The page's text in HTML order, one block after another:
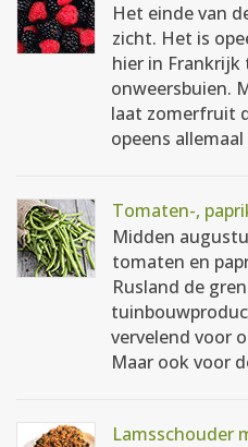
Het einde van
zicht. Het is
hier in
onweersbuien.
laat zomerfruit
opeens
Tomaten-,
Midden
tomaten en
Rusland de
vervelend voor
Maar ook voor
Lamsschouder